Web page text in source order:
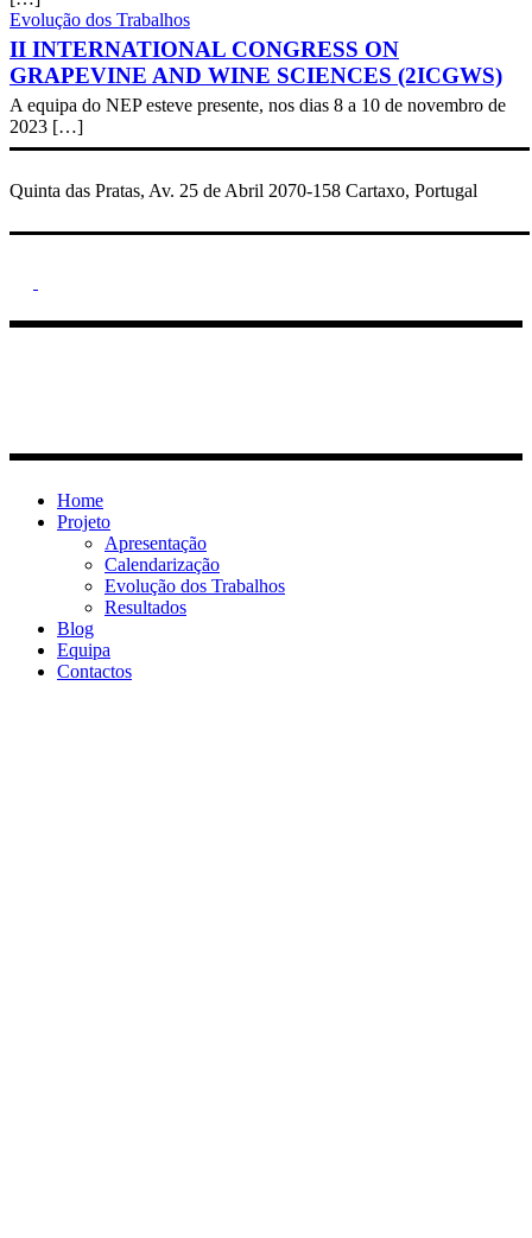
Evolução dos Trabalhos
II INTERNATIONAL CONGRESS ON
GRAPEVINE AND WINE SCIENCES (2ICGWS)
A equipa do NEP esteve presente, nos dias 8 a 10 de novembro de
2023 […]
Quinta das Pratas, Av. 25 de Abril 2070-158 Cartaxo, Portugal
Home
Projeto
Apresentação
Calendarização
Evolução dos Trabalhos
Resultados
Blog
Equipa
Contactos